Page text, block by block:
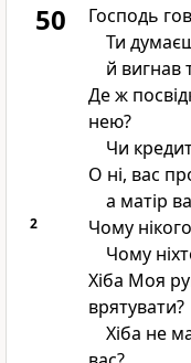
50
Господь
Ти
й вигнав
Де ж
нею?
Чи
О ні, вас
а матір
2
Чому
Чому
Хіба Моя
врятувати?
Хіба не